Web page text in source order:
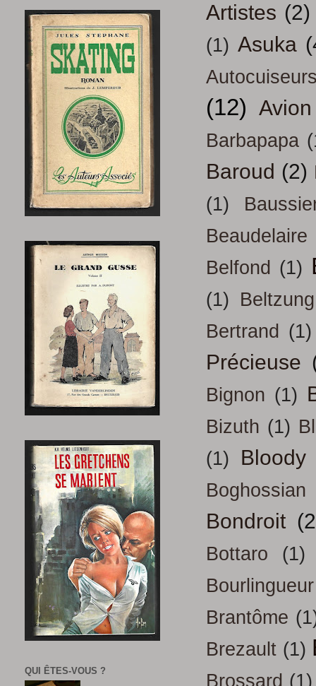
Artistes (2)
(1) Asuka
(12) Avion
Barbapapa
Baroud (2)
(1)
Beaudelaire
Belfond (1)
(1) Beltzung
Bertrand (1)
Précieuse
Bignon (1)
Bizuth (1)
(1)
Bloody
Boghossian
Bondroit
Bottaro
(1)
Bourlingueur
Brantôme
Brezault (1)
Brossard (1)
QUI ÊTES-VOUS ?